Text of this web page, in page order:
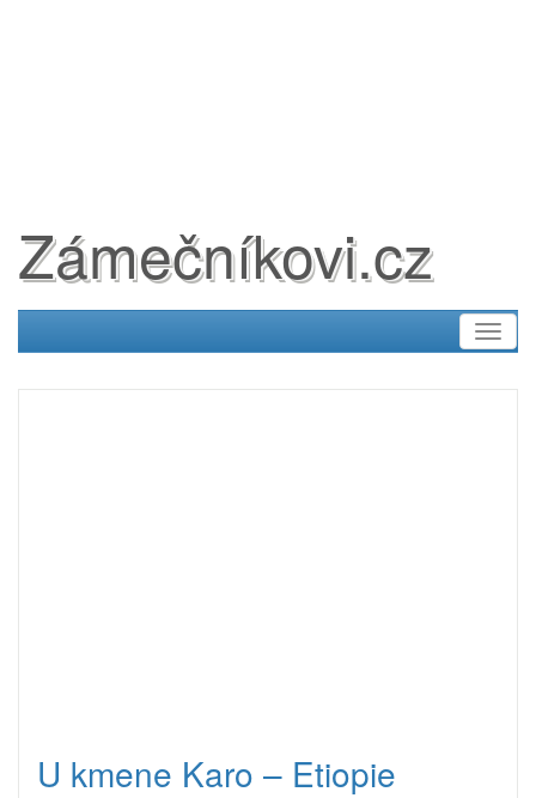
Zámečníkovi.cz
U kmene Karo – Etiopie